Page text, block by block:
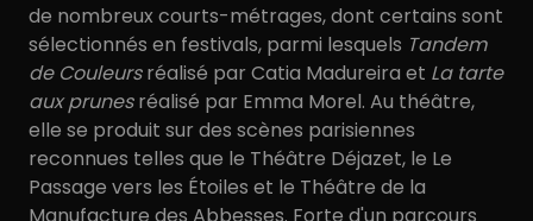
de nombreux courts-métrages, dont certains sont
sélectionnés en festivals, parmi lesquels Tandem
de Couleursréalisé par Catia Madureira et La tarte
aux prunesréalisé par Emma Morel. Au théâtre,
elle se produit sur des scènes parisiennes
reconnues telles que le Théâtre Déjazet, le Le
Passage vers les Étoiles et le Théâtre de la